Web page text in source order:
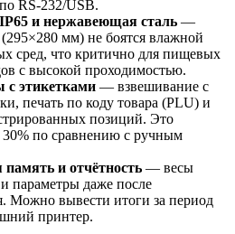
RS-232/USB.
и нержавеющая сталь —
мм) не боятся влажной
сред, что критично для пищевых
с высокой проходимостью.
с этикетками — взвешивание с
печать по коду товара (PLU) и
позиций. Это
30% по сравнению с ручным
память и отчётность — весы
и параметры даже после
Можно вывести итоги за период
принтер.